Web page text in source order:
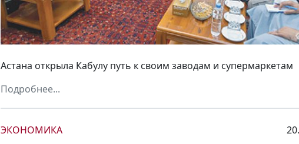
Астана открыла Кабулу путь к своим заводам и супермаркетам
Подробнее...
ЭКОНОМИКА